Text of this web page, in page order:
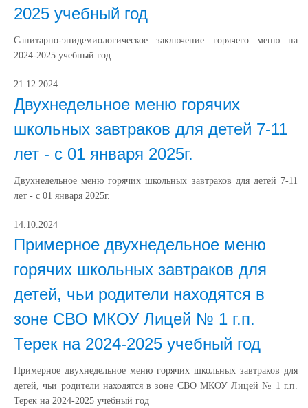
2025 учебный год
Санитарно-эпидемиологическое заключение горячего меню на
2024-2025 учебный год
21.12.2024
Двухнедельное меню горячих
школьных завтраков для детей 7-11
лет - с 01 января 2025г.
Двухнедельное меню горячих школьных завтраков для детей 7-11
лет - с 01 января 2025г.
14.10.2024
Примерное двухнедельное меню
горячих школьных завтраков для
детей, чьи родители находятся в
зоне СВО МКОУ Лицей № 1 г.п.
Терек на 2024-2025 учебный год
Примерное двухнедельное меню горячих школьных завтраков для
детей, чьи родители находятся в зоне СВО МКОУ Лицей № 1 г.п.
Терек на 2024-2025 учебный год